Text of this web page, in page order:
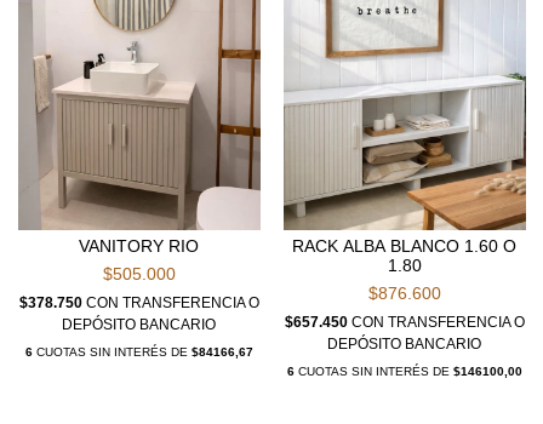
VANITORY RIO
$505.000
$378.750 CON TRANSFERENCIA O
DEPÓSITO BANCARIO
6CUOTAS SIN INTERÉS DE $84166,67
RACK ALBA BLANCO 1.60 O
1.80
$876.600
$657.450 CON TRANSFERENCIA O
DEPÓSITO BANCARIO
6CUOTAS SIN INTERÉS DE $146100,00